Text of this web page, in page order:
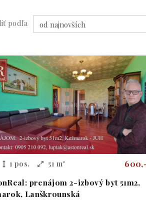
podľa
1 pos. 51 m²
prenájom 2-izbový byt 51m2,
Lanškrounská